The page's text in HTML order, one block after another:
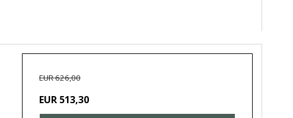
EUR 626,00
EUR 513,30